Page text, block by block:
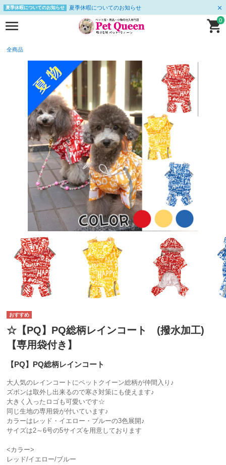
夏季休暇についてのお知らせ 夏季休暇についてのお知らせ
0
全商品
☆【PQ】PQ総柄レインコート (撥水加工)
【専用袋付き】
【PQ】PQ総柄レインコート
大人気のレインコートにペットクイーン総柄が仲間入り♪
ズボンは取外し出来るので寒さ対策にも使えます♪
大きく入ったロゴも可愛いです☆
同じ生地の専用袋が付いています♪
カラーはレッド・イエロー・ブルーの3色展開♪
サイズは2～6号の5サイズを用意しております
<カラー>
レッド/イエロー/ブルー